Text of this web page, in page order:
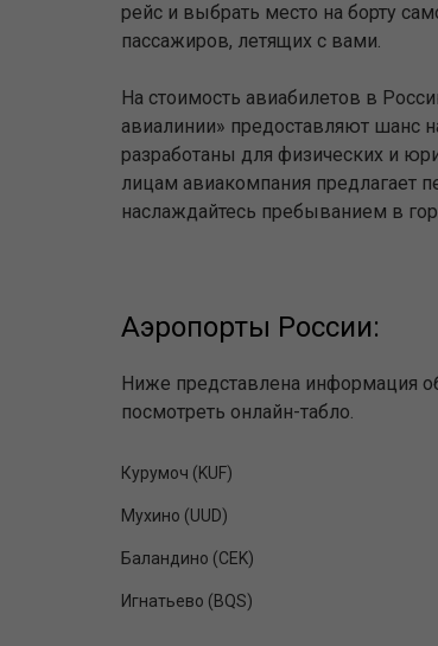
рейс и выбрать место на борту
пассажиров, летящих с вами.
На стоимость авиабилетов в
авиалинии» предоставляют шанс
разработаны для физических и
лицам авиакомпания предлагает
наслаждайтесь пребыванием в
Аэропорты России:
Ниже представлена информация
посмотреть онлайн-табло.
Курумоч (KUF)
Мухино (UUD)
Баландино (CEK)
Игнатьево (BQS)